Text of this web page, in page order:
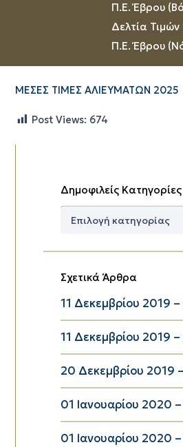
Π.Ε. Έβρου
Δελτία
Π.Ε. Έβρου
ΜΕΣΕΣ ΤΙΜΕΣ ΑΛΙΕΥΜΑΤΩΝ 2025
Post Views: 674
Δημοφιλείς Κατηγορίες
Δημοφιλείς
Σχετικά Άρθρα
11 Δεκεμβρίου 2019
11 Δεκεμβρίου 2019
20 Δεκεμβρίου 2019
01 Ιανουαρίου 2020
01 Ιανουαρίου 2020